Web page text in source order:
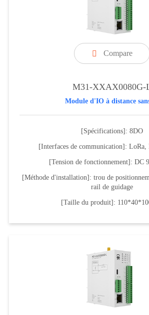
 Compare
M31-XXAX0080G-
Module d'IO à distance
[Spécifications]: 8DO
[Interfaces de communication]: LoRa,
[Tension de fonctionnement]: DC
[Méthode d'installation]: trou de
rail de guidage
[Taille du produit]: